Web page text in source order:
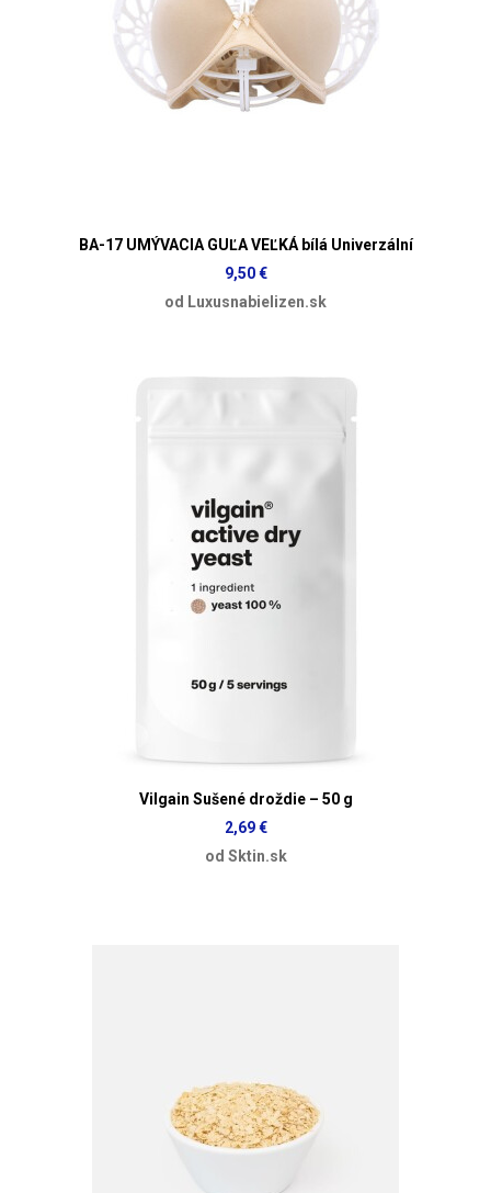
BA-17 UMÝVACIA GUĽA VEĽKÁ bílá Univerzální
9,50 €
od Luxusnabielizen.sk
Vilgain Sušené droždie – 50 g
2,69 €
od Sktin.sk